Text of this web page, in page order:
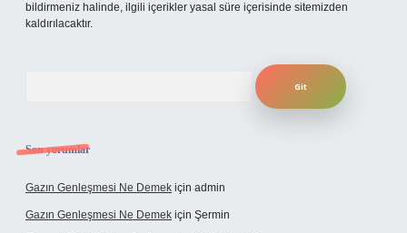
bildirmeniz halinde, ilgili içerikler yasal süre içerisinde sitemizden
kaldırılacaktır.
Son yorumlar
Gazın Genleşmesi Ne Demek için admin
Gazın Genleşmesi Ne Demek için Şermin